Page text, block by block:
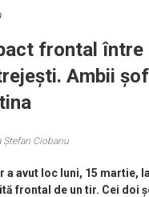
frontal între
Ambii
Ștefan Ciobanu
a avut loc luni, 15 martie,
frontal de un tir. Cei doi